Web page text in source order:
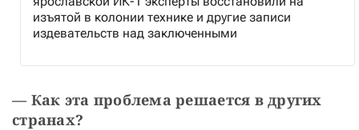
изъятой в колонии технике и другие записи
издевательств над заключенными
— Как эта проблема решается в других
странах?